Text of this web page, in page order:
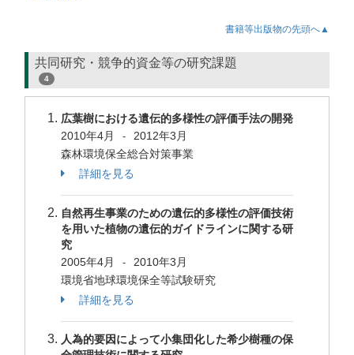
書籍等出版物の先頭へ▲
共同研究・競争的資金等の研究課題
4
広葉樹における遺伝的多様性の評価手法の開発
2010年4月
-
2012年3月
森林環境保全総合対策事業
詳細を見る
自然再生事業のための遺伝的多様性の評価技術
を用いた植物の遺伝的ガイドラインに関する研
究
2005年4月
-
2010年3月
環境省地球環境保全等試験研究
詳細を見る
人為的要因によって小集団化した希少樹種の保